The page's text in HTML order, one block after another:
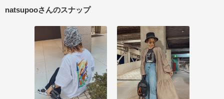
natsupooさんのスナップ